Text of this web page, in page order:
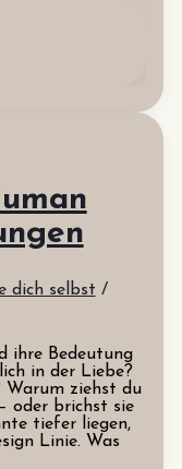
dich selbst /
ihre Bedeutung
in der Liebe?
Warum ziehst du
oder brichst sie
tiefer liegen,
Linie. Was